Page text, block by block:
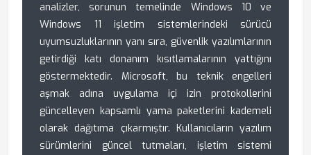
analizler, sorunun temelinde Windows 10 ve
Windows 11 işletim sistemlerindeki sürücü
uyumsuzluklarının yanı sıra, güvenlik yazılımlarının
getirdiği katı donanım kısıtlamalarının yattığını
göstermektedir. Microsoft, bu teknik engelleri
aşmak adına uygulama içi izin protokollerini
güncelleyen kapsamlı yama paketlerini kademeli
olarak dağıtıma çıkarmıştır. Kullanıcıların yazılım
sürümlerini güncel tutmaları, işletim sistemi